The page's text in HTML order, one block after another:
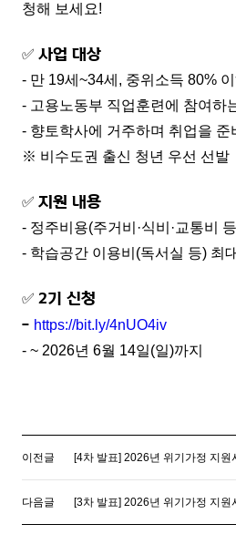
청해 보세요!
✅ 사업 대상
- 만 19세~34세, 중위소득 80%
- 고용노동부 직업훈련에 참여하
- 향토학사에 거주하며 취업을 준
※ 비수도권 출신 청년 우선 선발
✅ 지원 내용
- 정주비용(주거비·식비·교통비
- 학습공간 이용비(독서실 등) 최
✅ 2기 신청
- https://bit.ly/4nUO4iv
- ~ 2026년 6월 14일(일)까지
이전글
다음글